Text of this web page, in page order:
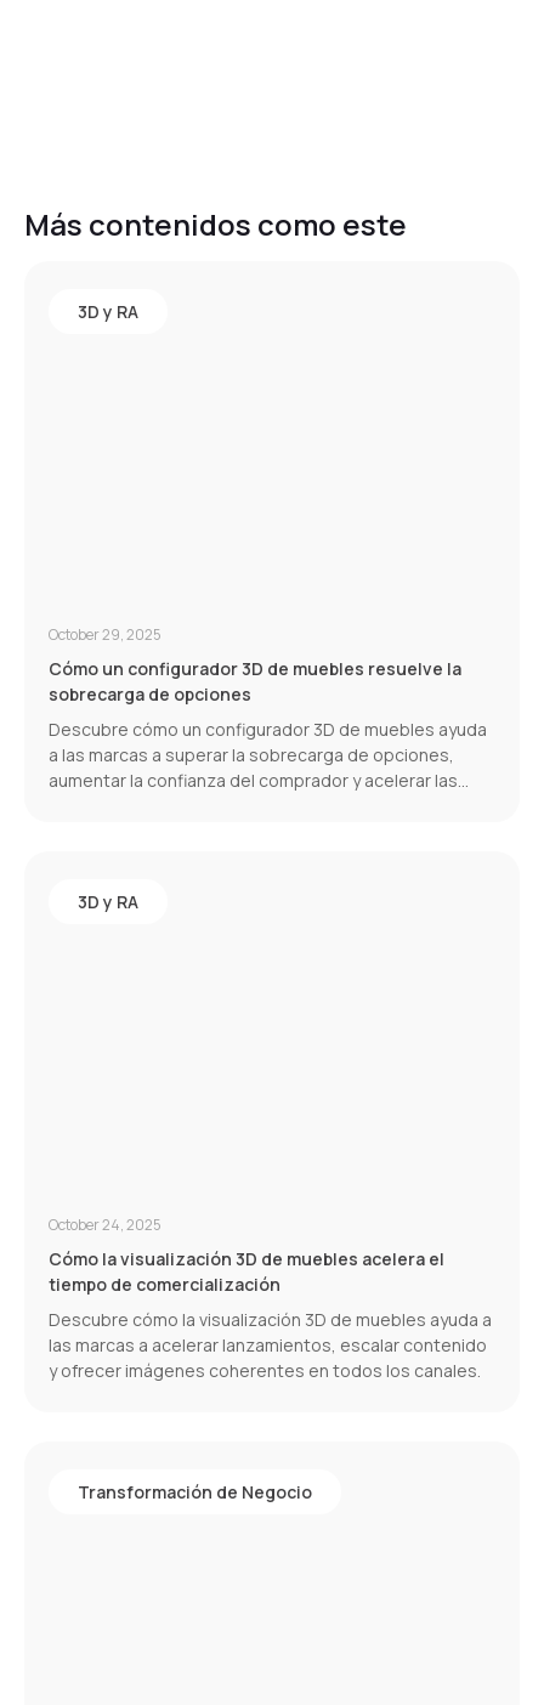
Más contenidos como este
3D y RA
October 29, 2025
Cómo un configurador 3D de muebles resuelve la
sobrecarga de opciones
Descubre cómo un configurador 3D de muebles ayuda
a las marcas a superar la sobrecarga de opciones,
aumentar la confianza del comprador y acelerar las
3D y RA
October 24, 2025
Cómo la visualización 3D de muebles acelera el
tiempo de comercialización
Descubre cómo la visualización 3D de muebles ayuda a
las marcas a acelerar lanzamientos, escalar contenido
y ofrecer imágenes coherentes en todos los canales.
Transformación de Negocio